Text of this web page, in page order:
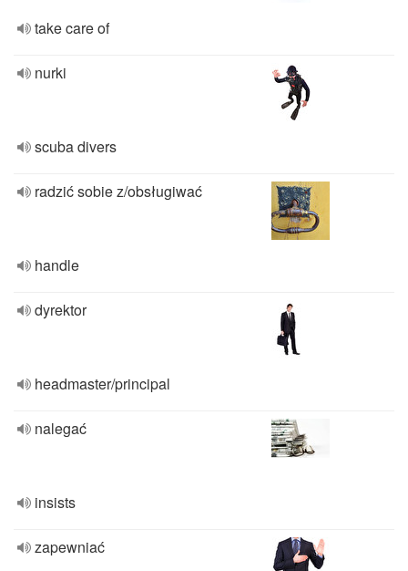
take care of
nurki
scuba divers
radzić sobie z/obsługiwać
handle
dyrektor
headmaster/principal
nalegać
insists
zapewniać